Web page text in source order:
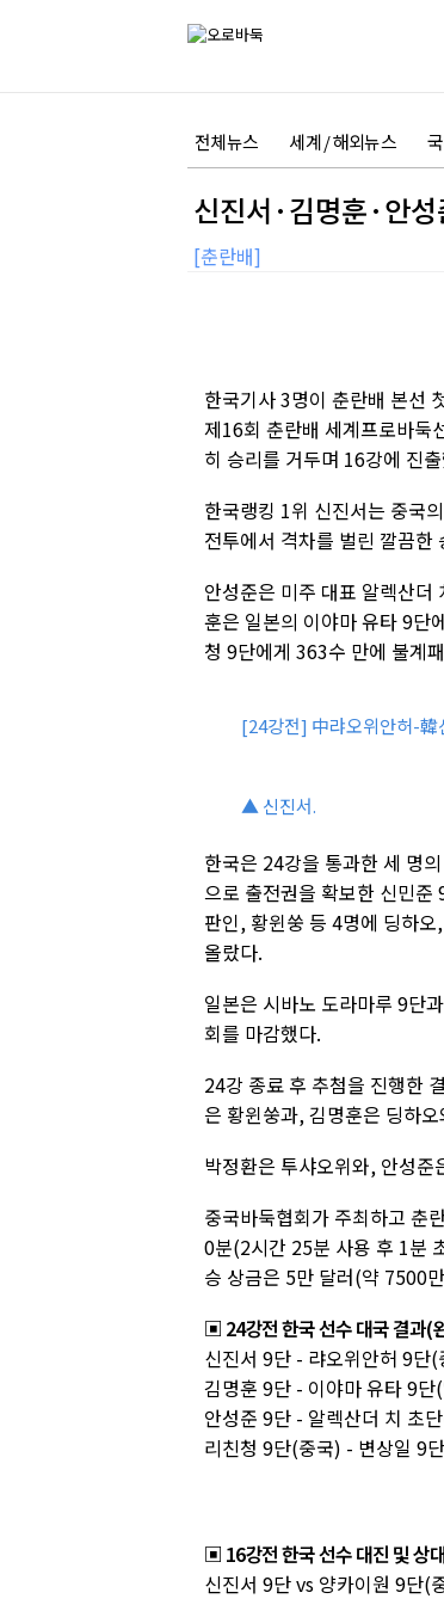
전체뉴스 세계 / 해외뉴스
신진서·김명훈·안
[춘란배]
한국기사 3명이 춘란배 본선
제16회 춘란배 세계프로바둑
히 승리를 거두며 16강에 진
한국랭킹 1위 신진서는 중국
전투에서 격차를 벌린 깔끔한
안성준은 미주 대표 알렉산더
훈은 일본의 이야마 유타 9단
청 9단에게 363수 만에 불계
[24강전] 中랴오위안허-韓
▲ 신진서.
한국은 24강을 통과한 세 명
으로 출전권을 확보한 신민
판인, 황윈쑹 등 4명에 딩하
올랐다.
일본은 시바노 도라마루 9단
회를 마감했다.
24강 종료 후 추첨을 진행한
은 황윈쑹과, 김명훈은 딩하
박정환은 투샤오위와, 안성
중국바둑협회가 주최하고 춘
0분(2시간 25분 사용 후 1분
승 상금은 5만 달러(약 7500
▣ 24강전 한국 선수 대국 결과(
신진서 9단 - 랴오위안허 9단
김명훈 9단 - 이야마 유타 9
안성준 9단 - 알렉산더 치 초
리친청 9단(중국) - 변상일 9
▣ 16강전 한국 선수 대진 및 상
신진서 9단 vs 양카이원 9단(